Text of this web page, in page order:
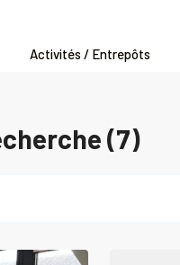
Activités / Entrepôts
(7)